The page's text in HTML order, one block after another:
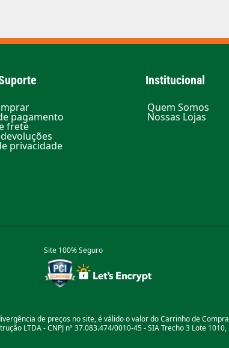
pagamento
frete
privacidade
Institucional
Quem Somos
Nossas Lojas
Site 100% Seguro
de preços no site, é válido o valor do Carrinho de
LTDA - CNPJ nº 37.083.474/0010-45 - SIA Trecho 3 Lote 1010,